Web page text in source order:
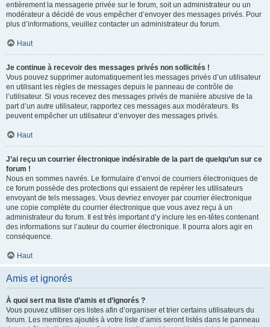
entièrement la messagerie privée sur le forum, soit un administrateur ou un
modérateur a décidé de vous empêcher d’envoyer des messages privés. Pour
plus d’informations, veuillez contacter un administrateur du forum.
Haut
Je continue à recevoir des messages privés non sollicités !
Vous pouvez supprimer automatiquement les messages privés d’un utilisateur
en utilisant les règles de messages depuis le panneau de contrôle de
l’utilisateur. Si vous recevez des messages privés de manière abusive de la
part d’un autre utilisateur, rapportez ces messages aux modérateurs. Ils
peuvent empêcher un utilisateur d’envoyer des messages privés.
Haut
J’ai reçu un courrier électronique indésirable de la part de quelqu’un sur ce
forum !
Nous en sommes navrés. Le formulaire d’envoi de courriers électroniques de
ce forum possède des protections qui essaient de repérer les utilisateurs
envoyant de tels messages. Vous devriez envoyer par courrier électronique
une copie complète du courrier électronique que vous avez reçu à un
administrateur du forum. Il est très important d’y inclure les en-têtes contenant
des informations sur l’auteur du courrier électronique. Il pourra alors agir en
conséquence.
Haut
Amis et ignorés
À quoi sert ma liste d’amis et d’ignorés ?
Vous pouvez utiliser ces listes afin d’organiser et trier certains utilisateurs du
forum. Les membres ajoutés à votre liste d’amis seront listés dans le panneau